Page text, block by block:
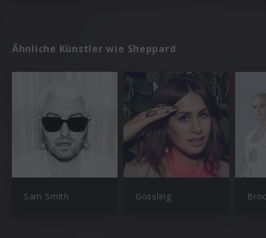
Ähnliche Künstler wie Sheppard
Sam Smith Gossling